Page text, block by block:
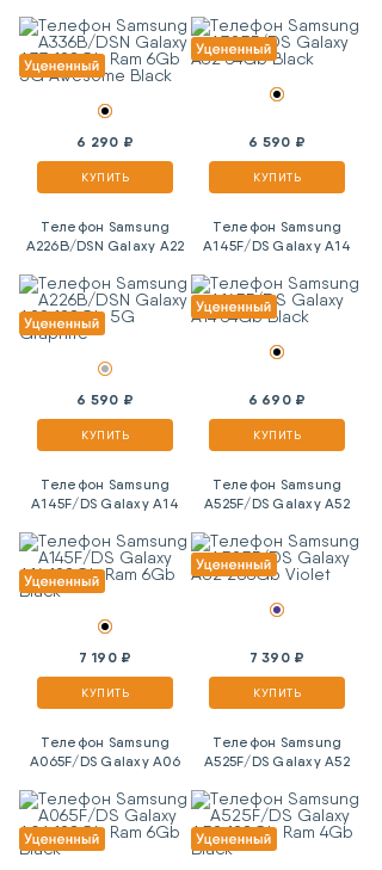
Awesome Black
6 290 ₽
КУПИТЬ
6 590 ₽
КУПИТЬ
Телефон Samsung
A226B/DSN Galaxy A22
6 590 ₽
КУПИТЬ
Телефон Samsung
A145F/DS Galaxy A14
6 690 ₽
КУПИТЬ
Телефон Samsung
A145F/DS Galaxy A14
7 190 ₽
КУПИТЬ
Телефон Samsung
A525F/DS Galaxy A52
7 390 ₽
КУПИТЬ
Телефон Samsung
A065F/DS Galaxy A06
Телефон Samsung
A525F/DS Galaxy A52